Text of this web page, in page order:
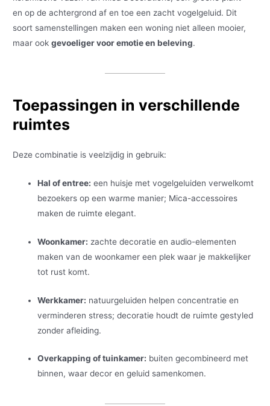
en op de achtergrond af en toe een zacht vogelgeluid. Dit
soort samenstellingen maken een woning niet alleen mooier,
maar ookgevoeliger voor emotie en beleving.
Toepassingen in verschillende
ruimtes
Deze combinatie is veelzijdig in gebruik:
Hal of entree: een huisje met vogelgeluiden verwelkomt
bezoekers op een warme manier; Mica-accessoires
maken de ruimte elegant.
Woonkamer: zachte decoratie en audio-elementen
maken van de woonkamer een plek waar je makkelijker
tot rust komt.
Werkkamer: natuurgeluiden helpen concentratie en
verminderen stress; decoratie houdt de ruimte gestyled
zonder afleiding.
Overkapping of tuinkamer: buiten gecombineerd met
binnen, waar decor en geluid samenkomen.